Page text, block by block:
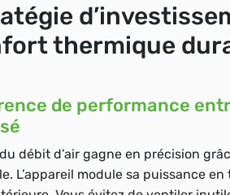
thermique
de performance
débit d’air gagne en précision
L’appareil module sa puissance